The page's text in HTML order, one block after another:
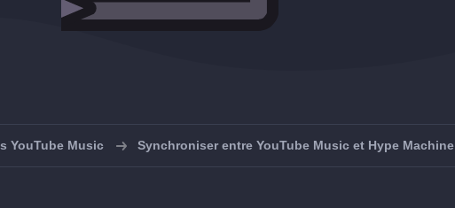
YouTube Music Synchroniser entre YouTube Music et Hype Machine